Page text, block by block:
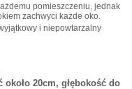
pomieszczeniu, jednak
zachwyci każde oko.
i niepowtarzalny
20cm, głębokość do